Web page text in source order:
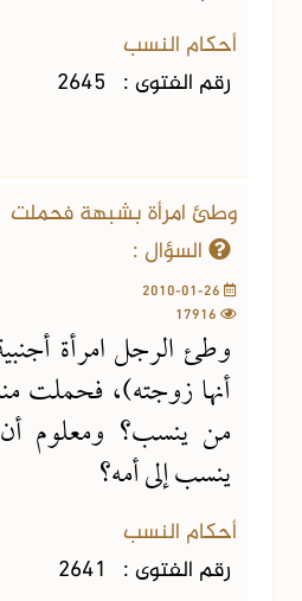
أحكام النسب
رقم الفتوى : 2645
وطئ امرأة بشبهة فحملت
السؤال :
وطئ الرجل امرأة
أنها زوجته)، فحملت
من ينسب؟ ومعلوم أن
ينسب إلى أمه؟
أحكام النسب
رقم الفتوى : 2641